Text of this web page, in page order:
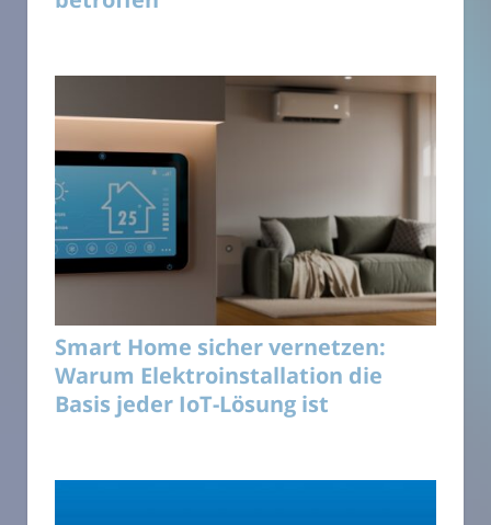
Smart Home sicher vernetzen:
Warum Elektroinstallation die
Basis jeder IoT-Lösung ist